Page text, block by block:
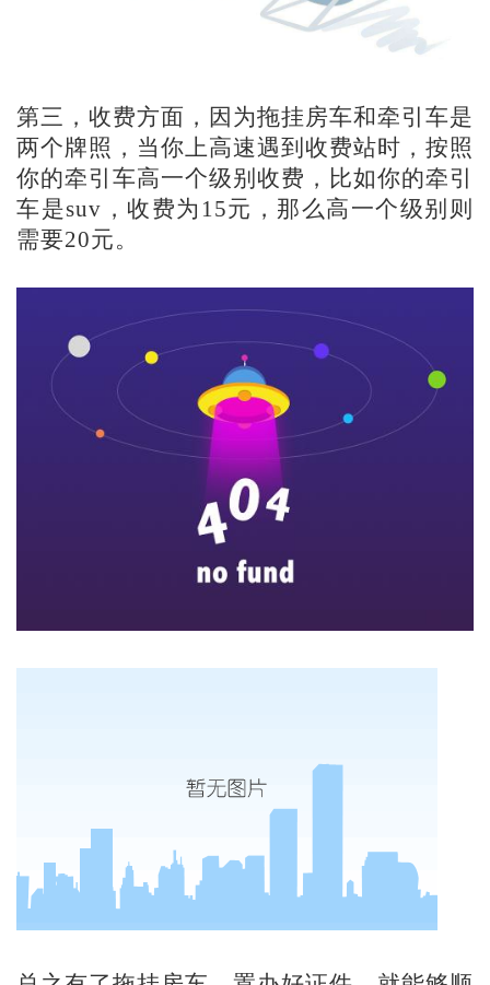
第三，收费方面，因为拖挂房车和牵引车是
两个牌照，当你上高速遇到收费站时，按照
你的牵引车高一个级别收费，比如你的牵引
车是suv，收费为15元，那么高一个级别则
需要20元。